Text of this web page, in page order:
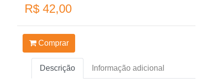
R$ 42,00
Comprar
Descrição Informação adicional